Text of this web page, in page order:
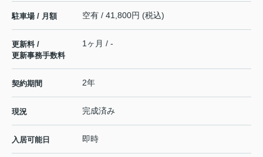
駐車場 / 月額 空有 / 41,800円 (税込)
更新料 /
更新事務手数料
1ヶ月 / -
契約期間 2年
現況 完成済み
入居可能日 即時